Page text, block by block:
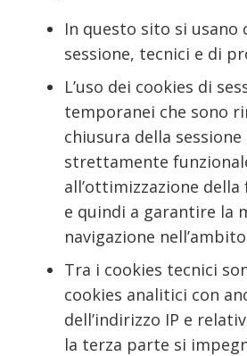
In questo sito si usano
sessione, tecnici e di
L’uso dei cookies di
temporanei che sono
chiusura della
strettamente
all’ottimizzazione
e quindi a garantire la
navigazione
Tra i cookies tecnici
cookies analitici con
dell’indirizzo IP e
la terza parte si